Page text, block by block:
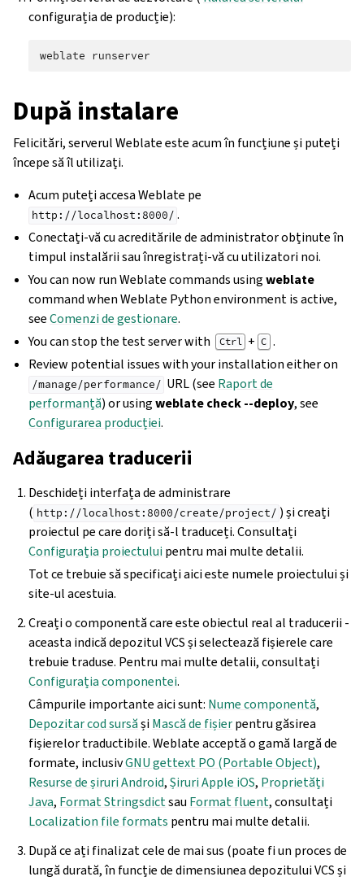
configurația de producție):
weblate
După instalare
Felicitări, serverul Weblate este acum în funcțiune și puteți
începe să îl utilizați.
Acum puteți accesa Weblate pe
http://localhost:8000/ .
Conectați-vă cu acreditările de administrator obținute în
timpul instalării sau înregistrați-vă cu utilizatori noi.
You can now run Weblate commands usingweblate
command when Weblate Python environment is active,
seeComenzi de gestionare.
You can stop the test server with
Ctrl + C .
Review potential issues with your installation either on
/manage/performance/ URL (see Raport de
performanță) or usingweblate check --deploy, see
Configurarea producției.
Adăugarea traducerii
Deschideți interfața de administrare
( http://localhost:8000/create/project/ ) și creați
proiectul pe care doriți să-l traduceți. Consultați
Configurația proiectului pentru mai multe detalii.
Tot ce trebuie să specificați aici este numele proiectului și
site-ul acestuia.
Creați o componentă care este obiectul real al traducerii -
aceasta indică depozitul VCS și selectează fișierele care
trebuie traduse. Pentru mai multe detalii, consultați
Configurația componentei.
Câmpurile importante aici sunt: Nume componentă,
Depozitar cod sursășiMască de fișierpentru găsirea
fișierelor traductibile. Weblate acceptă o gamă largă de
formate, inclusivGNU gettext PO (Portable Object),
Resurse de șiruri Android,Șiruri Apple iOS, Proprietăți
Java, Format Stringsdictsau Format fluent, consultați
Localization file formats pentru mai multe detalii.
După ce ați finalizat cele de mai sus (poate fi un proces de
lungă durată, în funcție de dimensiunea depozitului VCS și